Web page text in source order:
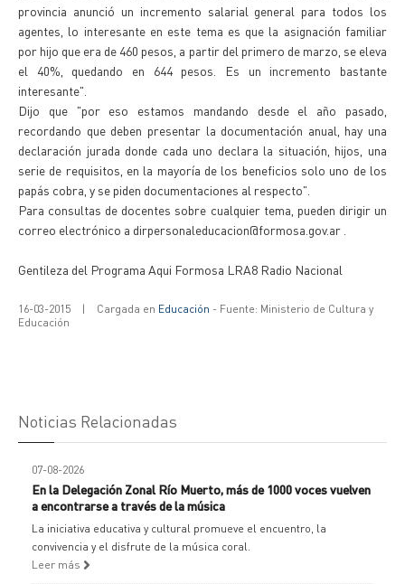
provincia anunció un incremento salarial general para todos los
agentes, lo interesante en este tema es que la asignación familiar
por hijo que era de 460 pesos, a partir del primero de marzo, se eleva
el 40%, quedando en 644 pesos. Es un incremento bastante
interesante".
Dijo que "por eso estamos mandando desde el año pasado,
recordando que deben presentar la documentación anual, hay una
declaración jurada donde cada uno declara la situación, hijos, una
serie de requisitos, en la mayoría de los beneficios solo uno de los
papás cobra, y se piden documentaciones al respecto".
Para consultas de docentes sobre cualquier tema, pueden dirigir un
correo electrónico a dirpersonaleducacion@formosa.gov.ar .
Gentileza del Programa Aqui Formosa LRA8 Radio Nacional
16-03-2015 | Cargada en Educación - Fuente: Ministerio de Cultura y
Educación
Noticias Relacionadas
07-08-2026
En la Delegación Zonal Río Muerto, más de 1000 voces vuelven
a encontrarse a través de la música
La iniciativa educativa y cultural promueve el encuentro, la
convivencia y el disfrute de la música coral.
Leer más